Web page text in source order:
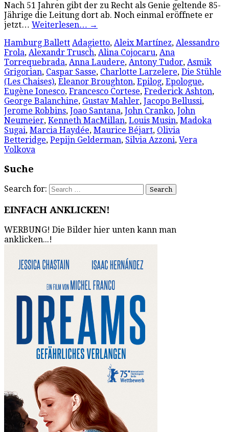
Nach 51 Jahren gibt der zu Recht als Genie geltende 85-
Jährige die Leitung dort ab. Noch einmal eröffnete er
jetzt… Weiterlesen… →
Hamburg Ballett Adagietto, Aleix Martínez, Alessandro
Frola, Alexandr Trusch, Alina Cojocaru, Ana
Torrequebrada, Anna Laudere, Antony Tudor, Asmik
Grigorian, Caspar Sasse, Charlotte Larzelere, Die Stühle
(Les Chaises), Eleanor Broughton, Epilog, Epologue,
Eugène Ionesco, Francesco Cortese, Frederick Ashton,
George Balanchine, Gustav Mahler, Jacopo Bellussi,
Jerome Robbins, Joao Santana, John Cranko, John
Neumeier, Kenneth MacMillan, Louis Musin, Madoka
Sugai, Marcia Haydée, Maurice Béjart, Olivia
Betteridge, Pepijn Gelderman, Silvia Azzoni, Vera
Volkova
Suche
Search for:
EINFACH ANKLICKEN!
WERBUNG! Die Bilder hier unten kann man
anklicken...!